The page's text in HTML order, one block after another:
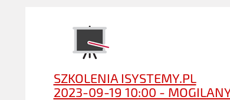
SZKOLENIA ISYSTEMY.PL
2023-09-19 10:00 -